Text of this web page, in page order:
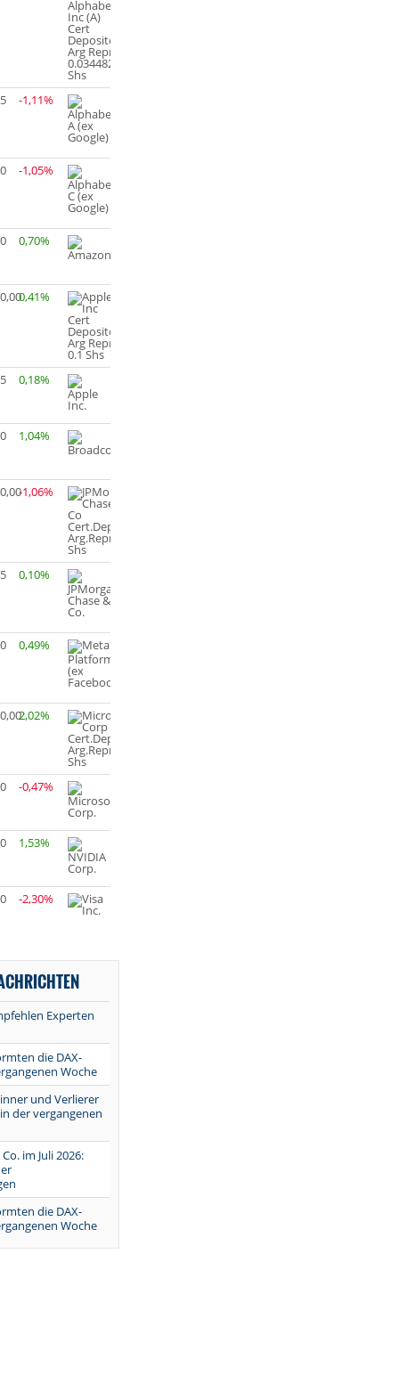
-1,11%
-1,05%
0,70%
0,41%
0,18%
1,04%
-1,06%
0,10%
0,49%
2,02%
-0,47%
1,53%
-2,30%
Experten
die DAX-
Woche
und Verlierer
der vergangenen
im Juli 2026:
die DAX-
Woche